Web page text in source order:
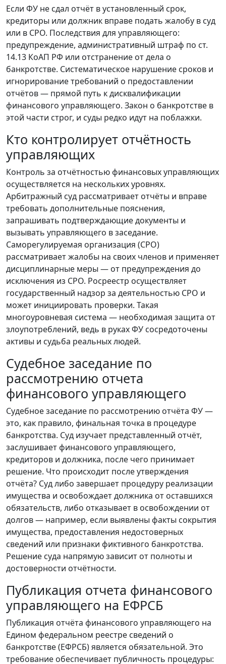
Если ФУ не сдал отчёт в установленный срок,
кредиторы или должник вправе подать жалобу в суд
или в СРО. Последствия для управляющего:
предупреждение, административный штраф по ст.
14.13 КоАП РФ или отстранение от дела о
банкротстве. Систематическое нарушение сроков и
игнорирование требований о предоставлении
отчётов — прямой путь к дисквалификации
финансового управляющего. Закон о банкротстве в
этой части строг, и суды редко идут на поблажки.
Кто контролирует отчётность
управляющих
Контроль за отчётностью финансовых управляющих
осуществляется на нескольких уровнях.
Арбитражный суд рассматривает отчёты и вправе
требовать дополнительные пояснения,
запрашивать подтверждающие документы и
вызывать управляющего в заседание.
Саморегулируемая организация (СРО)
рассматривает жалобы на своих членов и применяет
дисциплинарные меры — от предупреждения до
исключения из СРО. Росреестр осуществляет
государственный надзор за деятельностью СРО и
может инициировать проверки. Такая
многоуровневая система — необходимая защита от
злоупотреблений, ведь в руках ФУ сосредоточены
активы и судьба реальных людей.
Судебное заседание по
рассмотрению отчета
финансового управляющего
Судебное заседание по рассмотрению отчёта ФУ —
это, как правило, финальная точка в процедуре
банкротства. Суд изучает представленный отчёт,
заслушивает финансового управляющего,
кредиторов и должника, после чего принимает
решение. Что происходит после утверждения
отчёта? Суд либо завершает процедуру реализации
имущества и освобождает должника от оставшихся
обязательств, либо отказывает в освобождении от
долгов — например, если выявлены факты сокрытия
имущества, предоставления недостоверных
сведений или признаки фиктивного банкротства.
Решение суда напрямую зависит от полноты и
достоверности отчётности.
Публикация отчета финансового
управляющего на ЕФРСБ
Публикация отчёта финансового управляющего на
Едином федеральном реестре сведений о
банкротстве (ЕФРСБ) является обязательной. Это
требование обеспечивает публичность процедуры: